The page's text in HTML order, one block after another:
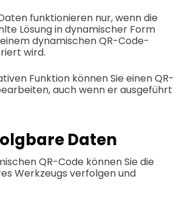
funktionieren nur, wenn die
Lösung in dynamischer Form
dynamischen QR-Code-
wird.
Funktion können Sie einen QR-
auch wenn er ausgeführt
Daten
QR-Code können Sie die
Werkzeugs verfolgen und